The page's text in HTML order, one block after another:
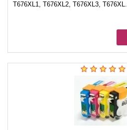
Т676ХL1, T676XL2, Т676XL3, Т676XL.